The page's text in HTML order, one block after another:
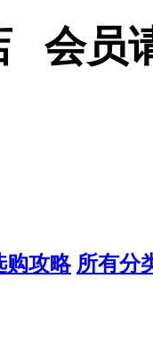
会员
购攻略 所有分